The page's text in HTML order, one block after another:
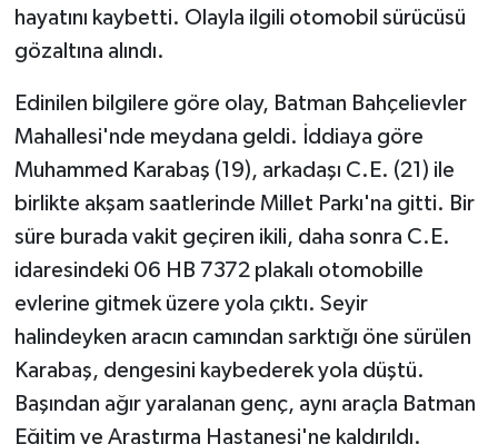
hayatını kaybetti. Olayla ilgili otomobil sürücüsü
gözaltına alındı.
Edinilen bilgilere göre olay, Batman Bahçelievler
Mahallesi'nde meydana geldi. İddiaya göre
Muhammed Karabaş (19), arkadaşı C.E. (21) ile
birlikte akşam saatlerinde Millet Parkı'na gitti. Bir
süre burada vakit geçiren ikili, daha sonra C.E.
idaresindeki 06 HB 7372 plakalı otomobille
evlerine gitmek üzere yola çıktı. Seyir
halindeyken aracın camından sarktığı öne sürülen
Karabaş, dengesini kaybederek yola düştü.
Başından ağır yaralanan genç, aynı araçla Batman
Eğitim ve Araştırma Hastanesi'ne kaldırıldı.
HABERDE İNSAN
İNSAN
İş Dünyası
Jandarma
Kadın
KÜLTÜR SANAT
MAGAZİN